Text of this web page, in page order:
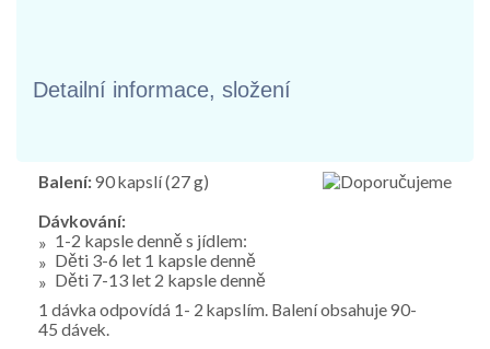
Detailní informace, složení
Balení: 90 kapslí (27 g)
Dávkování:
1-2 kapsle denně s jídlem:
Děti 3-6 let 1 kapsle denně
Děti 7-13 let 2 kapsle denně
1 dávka odpovídá 1- 2 kapslím. Balení obsahuje 90-
45 dávek.